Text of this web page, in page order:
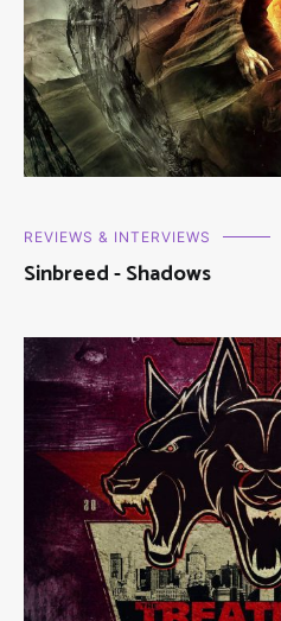
REVIEWS & INTERVIEWS
Sinbreed - Shadows